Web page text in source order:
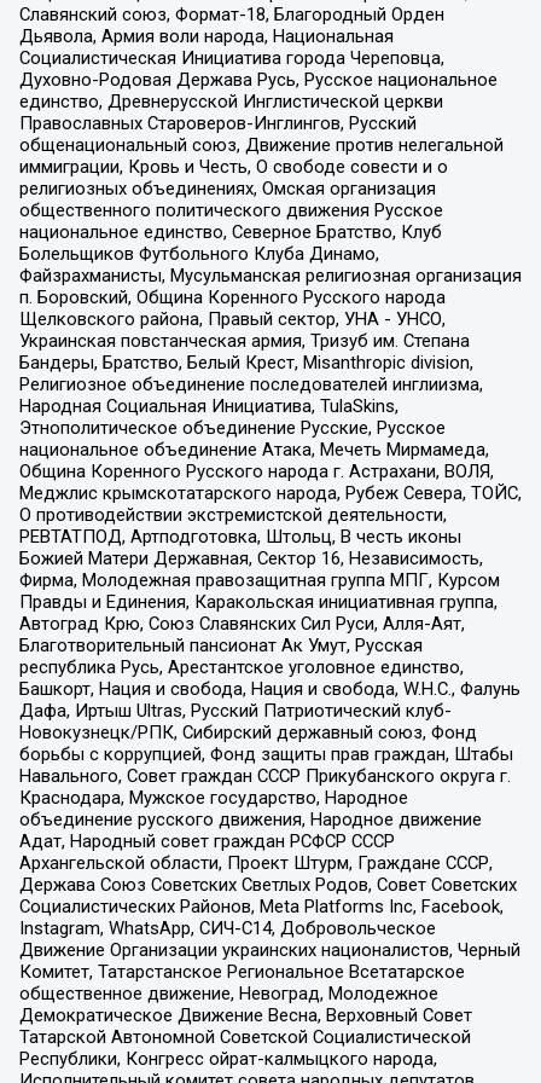
Славянский союз, Формат-18, Благородный Орден
Дьявола, Армия воли народа, Национальная
Социалистическая Инициатива города Череповца,
Духовно-Родовая Держава Русь, Русское национальное
единство, Древнерусской Инглистической церкви
Православных Староверов-Инглингов, Русский
общенациональный союз, Движение против нелегальной
иммиграции, Кровь и Честь, О свободе совести и о
религиозных объединениях, Омская организация
общественного политического движения Русское
национальное единство, Северное Братство, Клуб
Болельщиков Футбольного Клуба Динамо,
Файзрахманисты, Мусульманская религиозная организация
п. Боровский, Община Коренного Русского народа
Щелковского района, Правый сектор, УНА - УНСО,
Украинская повстанческая армия, Тризуб им. Степана
Бандеры, Братство, Белый Крест, Misanthropic division,
Религиозное объединение последователей инглиизма,
Народная Социальная Инициатива, TulaSkins,
Этнополитическое объединение Русские, Русское
национальное объединение Атака, Мечеть Мирмамеда,
Община Коренного Русского народа г. Астрахани, ВОЛЯ,
Меджлис крымскотатарского народа, Рубеж Севера, ТОЙС,
О противодействии экстремистской деятельности,
РЕВТАТПОД, Артподготовка, Штольц, В честь иконы
Божией Матери Державная, Сектор 16, Независимость,
Фирма, Молодежная правозащитная группа МПГ, Курсом
Правды и Единения, Каракольская инициативная группа,
Автоград Крю, Союз Славянских Сил Руси, Алля-Аят,
Благотворительный пансионат Ак Умут, Русская
республика Русь, Арестантское уголовное единство,
Башкорт, Нация и свобода, Нация и свобода, W.H.С., Фалунь
Дафа, Иртыш Ultras, Русский Патриотический клуб-
Новокузнецк/РПК, Сибирский державный союз, Фонд
борьбы с коррупцией, Фонд защиты прав граждан, Штабы
Навального, Совет граждан СССР Прикубанского округа г.
Краснодара, Мужское государство, Народное
объединение русского движения, Народное движение
Адат, Народный совет граждан РСФСР СССР
Архангельской области, Проект Штурм, Граждане СССР,
Держава Союз Советских Светлых Родов, Совет Советских
Социалистических Районов, Meta Platforms Inc, Facebook,
Instagram, WhatsApp, СИЧ-С14, Добровольческое
Движение Организации украинских националистов, Черный
Комитет, Татарстанское Региональное Всетатарское
общественное движение, Невоград, Молодежное
Демократическое Движение Весна, Верховный Совет
Татарской Автономной Советской Социалистической
Республики, Конгресс ойрат-калмыцкого народа,